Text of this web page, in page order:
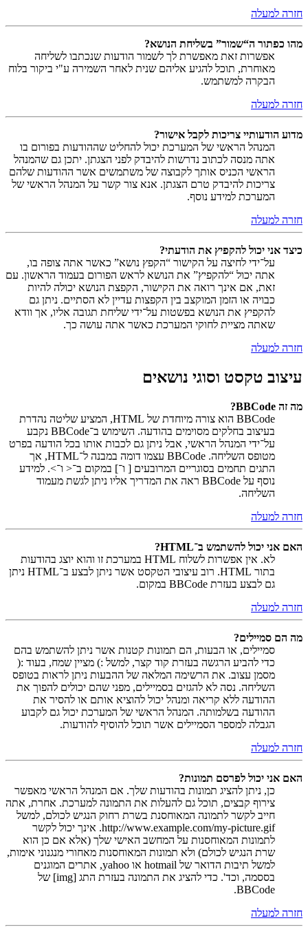
חזרה למעלה
מהו כפתור ה“שמור” בשליחת הנושא?
אפשרות זאת מאפשרת לך לשמור הודעות שנכתבו לשליחה
מאוחרת, תוכל להגיע אליהם שנית לאחר השמירה ע"י ביקור בלוח
הבקרה למשתמש.
חזרה למעלה
מדוע הודעותיי צריכות לקבל אישור?
המנהל הראשי של המערכת יכול להחליט שההודעות בפורום בו
אתה מנסה לכתוב נדרשות להיבדק לפני הצגתן. יתכן גם שהמנהל
הראשי הכניס אותך לקבוצה של משתמשים אשר ההודעות שלהם
צריכות להיבדק טרם הצגתן. אנא צור קשר על המנהל הראשי של
המערכת למידע נוסף.
חזרה למעלה
כיצד אני יכול להקפיץ את הודעתי?
על־ידי לחיצה על הקישור “הקפץ נושא” כאשר אתה צופה בו,
אתה יכול “להקפיץ” את הנושא לראש הפורום בעמוד הראשון. עם
זאת, אם אינך רואה את הקישור, הקפצת הנושא יכולה להיות
כבויה או הזמן המוקצב בין הקפצות עדיין לא הסתיים. ניתן גם
להקפיץ את הנושא בפשטות על־ידי שליחת תגובה אליו, אך וודא
שאתה מציית לחוקי המערכת כאשר אתה עושה כך.
חזרה למעלה
עיצוב טקסט וסוגי נושאים
מה זה BBCode?
BBCode הוא צורה מיוחדת של HTML, המציע שליטה נהדרת
בעיצוב בחלקים מסוימים בהודעה. השימוש ב־BBCode נקבע
על־ידי המנהל הראשי, אבל ניתן גם לכבות אותו בכל הודעה בפרט
מטופס השליחה. BBCode עצמו דומה במבנה ל־HTML, אך
התגים תחמים בסוגריים המרובעים [ ו־] במקום ב־< ו־>. למידע
נוסף על BBCode ראה את המדריך אליו ניתן לגשת מעמוד
השליחה.
חזרה למעלה
האם אני יכול להשתמש ב־HTML?
לא. אין אפשרות לשלוח HTML במערכת זו והוא יוצג בהודעות
בתור HTML. רוב עיצובי הטקסט אשר ניתן לבצע ב־HTML ניתן
גם לבצע בעזרת BBCode במקום.
חזרה למעלה
מה הם סמיילים?
סמיילים, או הבעות, הם תמונות קטנות אשר ניתן להשתמש בהם
כדי להביע הרגשה בעזרת קוד קצר, למשל :) מציין שמח, בעוד :(
מסמן עצוב. את הרשימה המלאה של ההבעות ניתן לראות בטופס
השליחה. נסה לא להגזים בסמיילים, מפני שהם יכולים להפוך את
ההודעה ללא קריאה ומנהל יכול להוציא אותם או להסיר את
ההודעה בשלמותה. המנהל הראשי של המערכת יכול גם לקבוע
הגבלה למספר הסמיילים אשר תוכל להוסיף להודעות.
חזרה למעלה
האם אני יכול לפרסם תמונות?
כן, ניתן להציג תמונות בהודעות שלך. אם המנהל הראשי מאפשר
צירוף קבצים, תוכל גם להעלות את התמונה למערכת. אחרת, אתה
חייב לקשר לתמונה המאוחסנת בשרת רחוק הנגיש לכולם, למשל
http://www.example.com/my-picture.gif. אינך יכול לקשר
לתמונות המאוחסנות על המחשב האישי שלך (אלא אם כן הוא
שרת הנגיש לכולם) ולא תמונות המאוחסנות מאחורי מנגנוני אימות,
למשל תיבות הדואר של hotmail או yahoo, אתרים המוגנים
בססמה, וכד'. כדי להציג את התמונה בעזרת התג [img] של
BBCode.
חזרה למעלה